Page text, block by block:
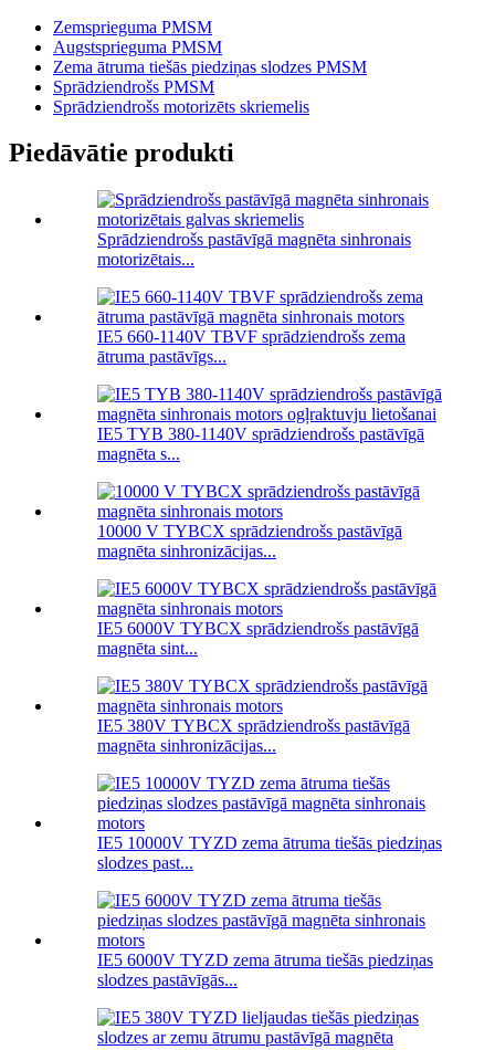
Zemsprieguma PMSM
Augstsprieguma PMSM
Zema ātruma tiešās piedziņas slodzes PMSM
Sprādziendrošs PMSM
Sprādziendrošs motorizēts skriemelis
Piedāvātie produkti
Sprādziendrošs pastāvīgā magnēta sinhronais
motorizētais...
IE5 660-1140V TBVF sprādziendrošs zema
ātruma pastāvīgs...
IE5 TYB 380-1140V sprādziendrošs pastāvīgā
magnēta s...
10000 V TYBCX sprādziendrošs pastāvīgā
magnēta sinhronizācijas...
IE5 6000V TYBCX sprādziendrošs pastāvīgā
magnēta sint...
IE5 380V TYBCX sprādziendrošs pastāvīgā
magnēta sinhronizācijas...
IE5 10000V TYZD zema ātruma tiešās piedziņas
slodzes past...
IE5 6000V TYZD zema ātruma tiešās piedziņas
slodzes pastāvīgās...